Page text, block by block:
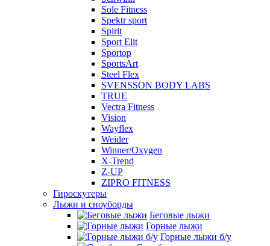
Sole Fitness
Spektr sport
Spirit
Sport Elit
Sportop
SportsArt
Steel Flex
SVENSSON BODY LABS
TRUE
Vectra Fitness
Vision
Wayflex
Weider
Winner/Oxygen
X-Trend
Z-UP
ZIPRO FITNESS
Гироскутеры
Лыжи и сноуборды
Беговые лыжи
Горные лыжи
Горные лыжи б/у